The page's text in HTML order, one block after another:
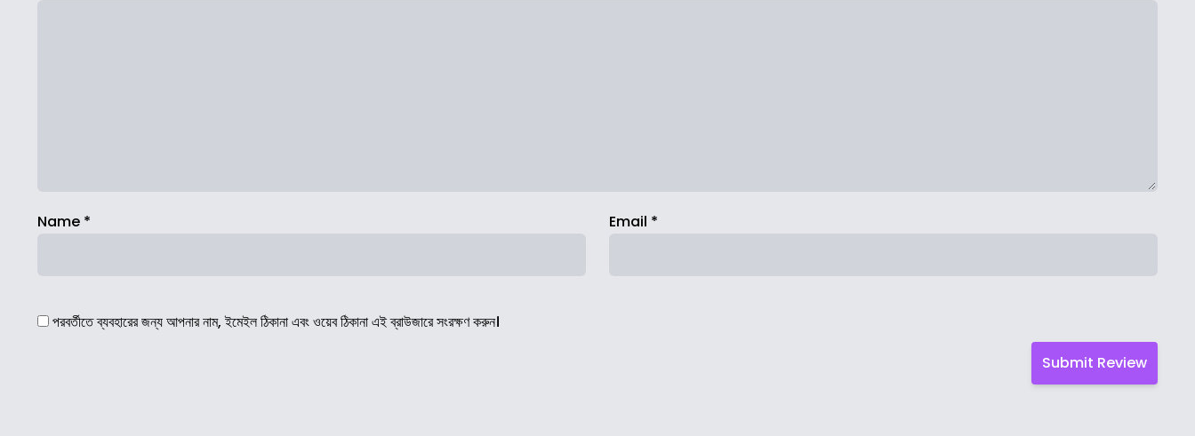
Name * Email *
পরবর্তীতে ব্যবহারের জন্য আপনার নাম, ইমেইল ঠিকানা এবং ওয়েব ঠিকানা এই ব্রাউজারে সংরক্ষণ করুন।